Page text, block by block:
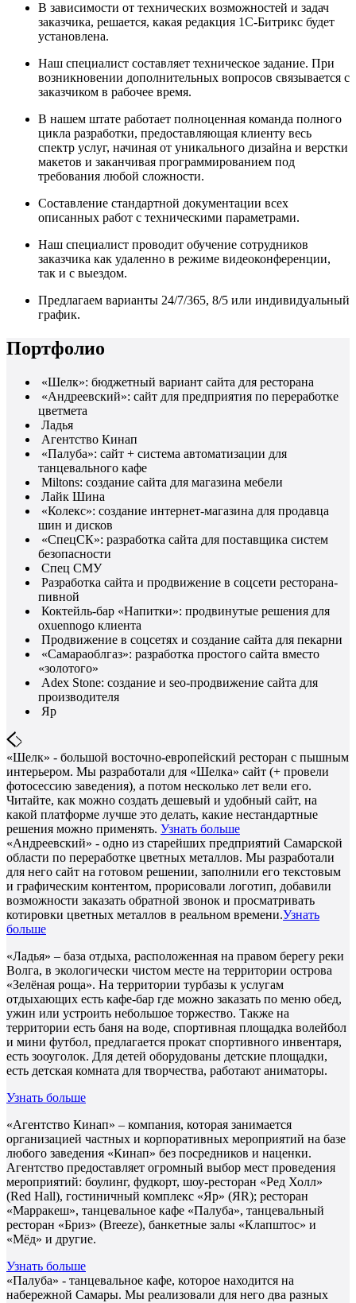
В зависимости от технических возможностей и задач
заказчика, решается, какая редакция 1С-Битрикс будет
установлена.
Наш специалист составляет техническое задание. При
возникновении дополнительных вопросов связывается с
заказчиком в рабочее время.
В нашем штате работает полноценная команда полного
цикла разработки, предоставляющая клиенту весь
спектр услуг, начиная от уникального дизайна и верстки
макетов и заканчивая программированием под
требования любой сложности.
Составление стандартной документации всех
описанных работ с техническими параметрами.
Наш специалист проводит обучение сотрудников
заказчика как удаленно в режиме видеоконференции,
так и с выездом.
Предлагаем варианты 24/7/365, 8/5 или индивидуальный
график.
Портфолио
«Шелк»: бюджетный вариант сайта для ресторана
«Андреевский»: сайт для предприятия по переработке
цветмета
Ладья
Агентство Кинап
«Палуба»: сайт + система автоматизации для
танцевального кафе
Miltons: создание сайта для магазина мебели
Лайк Шина
«Колекс»: создание интернет-магазина для продавца
шин и дисков
«СпецСК»: разработка сайта для поставщика систем
безопасности
Спец СМУ
Разработка сайта и продвижение в соцсети ресторана-
пивной
Коктейль-бар «Напитки»: продвинутые решения для
oxuennogo клиента
Продвижение в соцсетях и создание сайта для пекарни
«Самараоблгаз»: разработка простого сайта вместо
«золотого»
Adex Stone: создание и seo-продвижение сайта для
производителя
Яр
«Шелк» - большой восточно-европейский ресторан с пышным
интерьером. Мы разработали для «Шелка» сайт (+ провели
фотосессию заведения), а потом несколько лет вели его.
Читайте, как можно создать дешевый и удобный сайт, на
какой платформе лучше это делать, какие нестандартные
решения можно применять. Узнать больше
«Андреевский» - одно из старейших предприятий Самарской
области по переработке цветных металлов. Мы разработали
для него сайт на готовом решении, заполнили его текстовым
и графическим контентом, прорисовали логотип, добавили
возможности заказать обратной звонок и просматривать
котировки цветных металлов в реальном времени.Узнать
больше
«Ладья» – база отдыха, расположенная на правом берегу реки
Волга, в экологически чистом месте на территории острова
«Зелёная роща». На территории турбазы к услугам
отдыхающих есть кафе-бар где можно заказать по меню обед,
ужин или устроить небольшое торжество. Также на
территории есть баня на воде, спортивная площадка волейбол
и мини футбол, предлагается прокат спортивного инвентаря,
есть зооуголок. Для детей оборудованы детские площадки,
есть детская комната для творчества, работают аниматоры.
Узнать больше
«Агентство Кинап» – компания, которая занимается
организацией частных и корпоративных мероприятий на базе
любого заведения «Кинап» без посредников и наценки.
Агентство предоставляет огромный выбор мест проведения
мероприятий: боулинг, фудкорт, шоу-ресторан «Ред Холл»
(Red Hall), гостиничный комплекс «Яр» (ЯR); ресторан
«Марракеш», танцевальное кафе «Палуба», танцевальный
ресторан «Бриз» (Breeze), банкетные залы «Клапштос» и
«Мёд» и другие.
Узнать больше
«Палуба» - танцевальное кафе, которое находится на
набережной Самары. Мы реализовали для него два разных